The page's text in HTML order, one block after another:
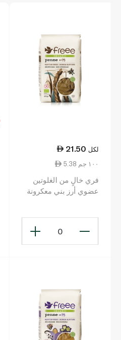
21.50 لكل
5.38 ١٠٠ جم
فري خالٍ من الغلوتين
عضوي أرز بني معكرونة
0